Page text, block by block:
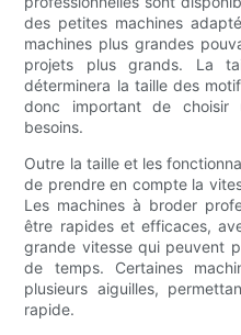
des petites machines
machines plus grandes
projets plus grands. La
déterminera la taille des
donc important de choisir
besoins.
Outre la taille et les
de prendre en compte la
Les machines à broder
être rapides et efficaces,
grande vitesse qui peuvent
de temps. Certaines
plusieurs aiguilles,
rapide.